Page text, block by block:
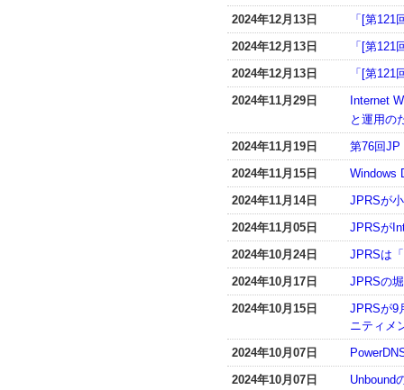
2024年12月13日
「[第
2024年12月13日
「[第
2024年12月13日
「[第
2024年11月29日
Internet
と運用の
2024年11月19日
第76回JP
2024年11月15日
Windows
2024年11月14日
JPRSが
2024年11月05日
JPRSが
2024年10月24日
JPRSは
2024年10月17日
JPRSの
2024年10月15日
JPRSが9
ニティメ
2024年10月07日
2024年10月07日
Unbound